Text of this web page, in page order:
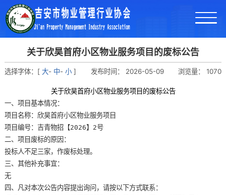
关于欣昊首府小区物业服务项目的废标公告
选择字体：[ 大- 中- 小] 发布时间： 2026-05-09 浏览量： 1070
关于欣昊首府小区物业服务项目的废标公告
一、项目基本情况：
项目名称：欣昊首府小区物业服务项目
项目编号：吉青物招【2026】2号
二、项目废标的原因：
投标人不足三家，作废标处理。
三、其他补充事宜：
无
四、凡对本次公告内容提出询问，请按以下方式联系：